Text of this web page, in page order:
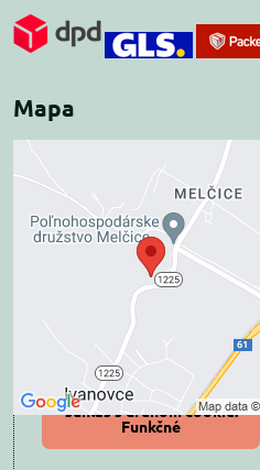
Mapa
Externý obsah je
blokovaný Voľbami
súkromia
Prajete si načítať externý obsah?
Povoliť tentokrát
Povoliť a zapamätať -
súhlas s druhom cookie:
Funkčné